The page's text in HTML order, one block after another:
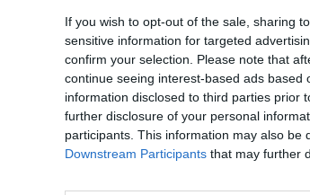
If you wish to opt-out of the sale, sharing
sensitive information for targeted
confirm your selection. Please note that
continue seeing interest-based ads
information disclosed to third parties prior
further disclosure of your personal
participants. This information may also be
Downstream Participants that may further
principali della Toscana iscriviti alla
alle 20:00 direttamente nella tua casella di posta.
anche:
per il toscano Musetti
Davis è ancora degli azzurri
a Volandri e Cobolli"